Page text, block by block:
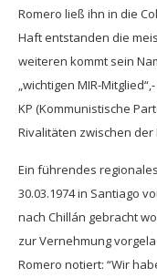
Romero ließ ihn in die
Haft entstanden die
weiteren kommt sein
„wichtigen MIR-
KP (Kommunistische
Rivalitäten zwischen der
Ein führendes
30.03.1974 in Santiago
nach Chillán gebracht
zur Vernehmung
Romero notiert: “Wir